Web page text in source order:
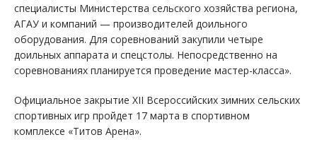
специалисты Министерства сельского хозяйства региона,
АГАУ и компаний — производителей доильного
оборудования. Для соревнований закупили четыре
доильных аппарата и спецстолы. Непосредственно на
соревнованиях планируется проведение мастер-класса».
Официальное закрытие XII Всероссийских зимних сельских
спортивных игр пройдет 17 марта в спортивном
комплексе «Титов Арена».